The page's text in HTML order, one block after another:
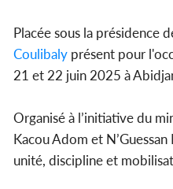
Placée sous la présidence
Coulibaly présent pour
21 et 22 juin 2025 à
Organisé à l’initiative du
Kacou Adom et
unité, discipline et